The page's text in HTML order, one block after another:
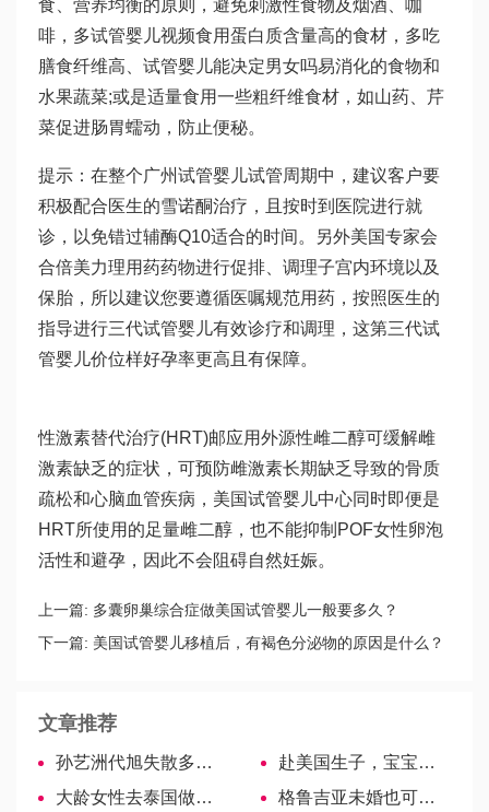
食、营养均衡的原则，避免刺激性食物及烟酒、咖
啡，多试管婴儿视频食用蛋白质含量高的食材，多吃
膳食纤维高、 试管婴儿能决定男女吗易消化的食物和
水果蔬菜;或是适量食用一些粗纤维食材，如山药、芹
菜促进肠胃蠕动，防止便秘。
提示：在整个广州试管婴儿试管周期中，建议客户要
积极配合医生的雪诺酮治疗，且按时到医院进行就
诊，以免错过辅酶Q10适合的时间。另外美国专家会
合倍美力理用药药物进行促排、调理子宫内环境以及
保胎，所以建议您要遵循医嘱规范用药，按照医生的
指导进行三代试管婴儿有效诊疗和调理，这第三代试
管婴儿价位样好孕率更高且有保障。
性激素替代治疗(HRT)邮应用外源性雌二醇可缓解雌
激素缺乏的症状，可预防雌激素长期缺乏导致的骨质
疏松和心脑血管疾病，美国试管婴儿中心同时即便是
HRT所使用的足量雌二醇，也不能抑制POF女性卵泡
活性和避孕，因此不会阻碍自然妊娠。
上一篇: 多囊卵巢综合症做美国试管婴儿一般要多久？
下一篇: 美国试管婴儿移植后，有褐色分泌物的原因是什么？
文章推荐
孙艺洲代旭失散多年的兄弟？大家直呼太像了
赴美国生子，宝宝怎么上学？
大龄女性去泰国做试管婴儿，有哪些是必须要注意的？
格鲁吉亚未婚也可试管，8步流程助你好孕